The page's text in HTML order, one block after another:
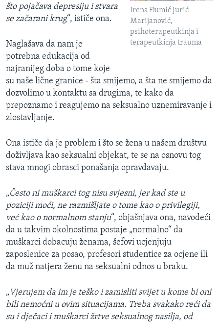
Irena Đumić Jurić-
Marijanović,
psihoterapeutkinja i
terapeutkinja trauma
što pojačava depresiju i stvara
se začarani krug“, ističe ona.
Naglašava da nam je
potrebna edukacija od
najranijeg doba o tome koje
su naše lične granice - šta smijemo, a šta ne smijemo da
dozvolimo u kontaktu sa drugima, te kako da
prepoznamo i reagujemo na seksualno uznemiravanje i
zlostavljanje.
Ona ističe da je problem i što se žena u našem društvu
doživljava kao seksualni objekat, te se na osnovu tog
stava mnogi obrasci ponašanja opravdavaju.
„Često ni muškarci tog nisu svjesni, jer kad ste u
poziciji moći, ne razmišljate o tome kao o privilegiji,
već kao o normalnom stanju“, objašnjava ona, navodeći
da u takvim okolnostima postaje „normalno“ da
muškarci dobacuju ženama, šefovi ucjenjuju
zaposlenice za posao, profesori studentice za ocjene ili
da muž natjera ženu na seksualni odnos u braku.
„Vjerujem da im je teško i zamisliti svijet u kome bi oni
bili nemoćni u ovim situacijama. Treba svakako reći da
su i dječaci i muškarci žrtve seksualnog nasilja, od